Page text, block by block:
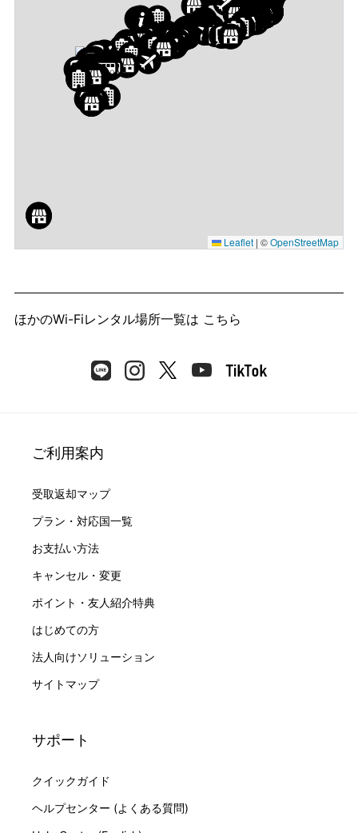
Leaflet | ©OpenStreetMap
ほかのWi-Fiレンタル場所一覧は こちら
ご利用案内
受取返却マップ
プラン・対応国一覧
お支払い方法
キャンセル・変更
ポイント・友人紹介特典
はじめての方
法人向けソリューション
サイトマップ
サポート
クイックガイド
ヘルプセンター (よくある質問)